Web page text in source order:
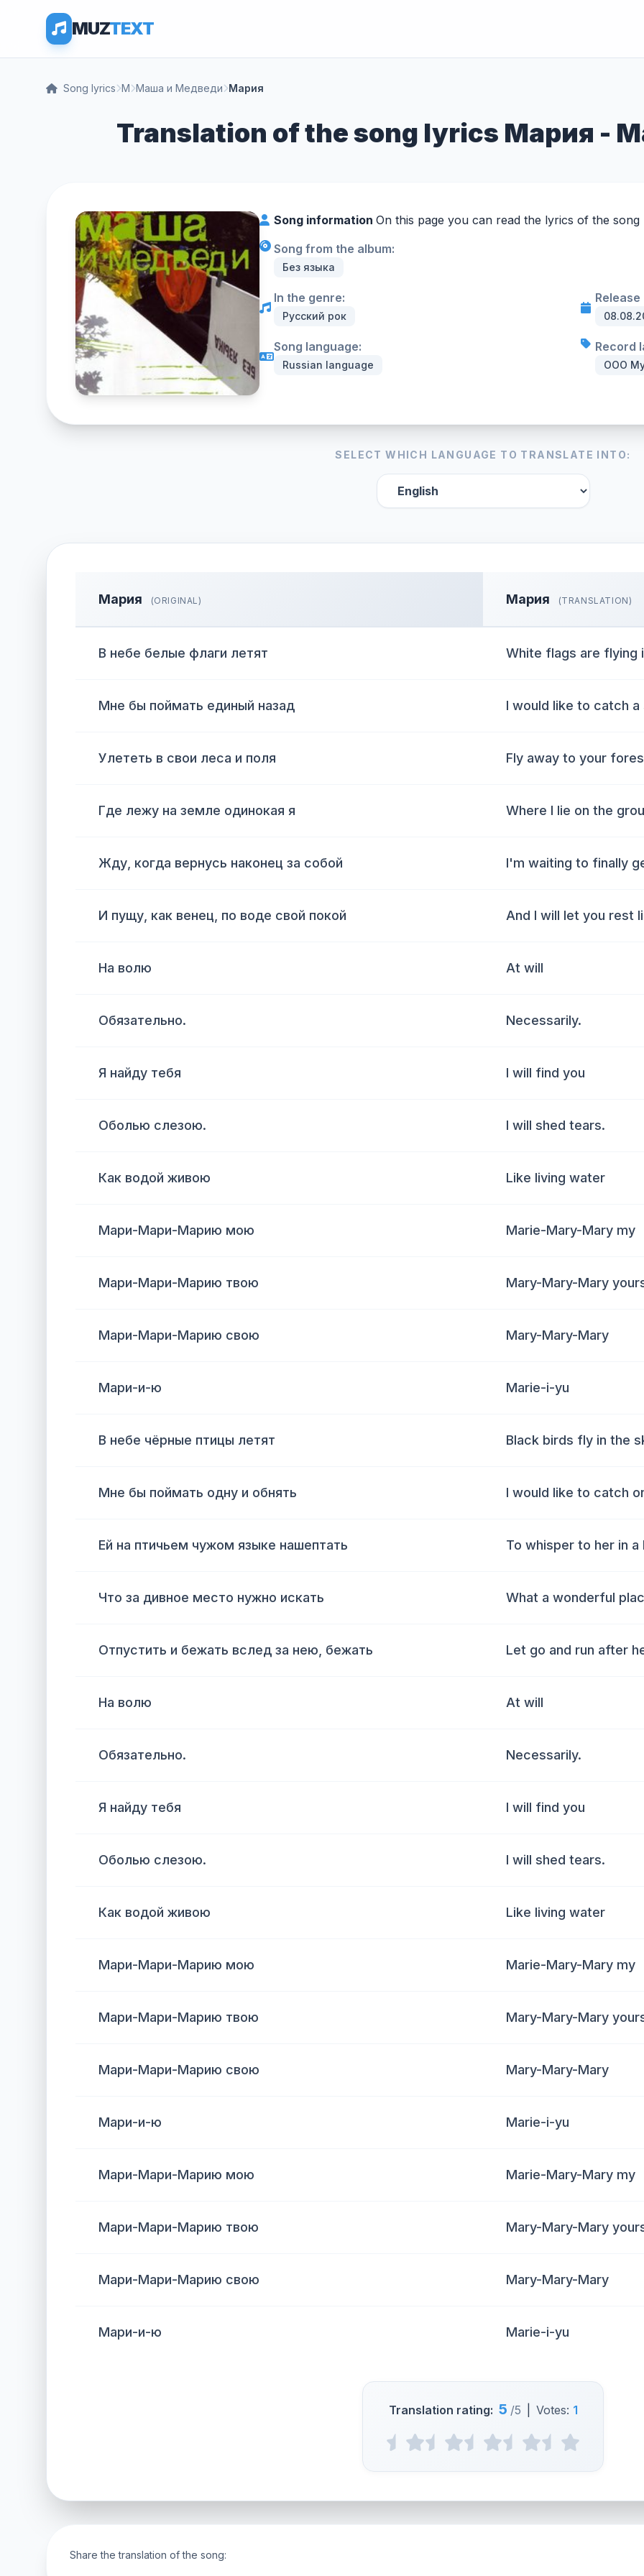
MUZTEXT
Song lyrics М Маша и Медведи Мария
Translation of the song lyrics Мария -
Song information On this page you can read the lyrics of the
Song from the album:
Без языка
In the genre:
Русский рок
Song language:
Russian language
Record
ООО
SELECT WHICH LANGUAGE TO TRANSLATE INTO:
Мария (ORIGINAL) Мария (TRANSLATION)
В небе белые флаги летят White flags are flying
Мне бы поймать единый назад I would like to catch a
Улететь в свои леса и поля Fly away to your
Где лежу на земле одинокая я Where I lie on the
Жду, когда вернусь наконец за собой I'm waiting to finally
И пущу, как венец, по воде свой покой And I will let you rest
На волю At will
Обязательно. Necessarily.
Я найду тебя I will find you
Оболью слезою. I will shed tears.
Как водой живою Like living water
Мари-Мари-Марию мою Marie-Mary-Mary my
Мари-Мари-Марию твою Mary-Mary-Mary
Мари-Мари-Марию свою Mary-Mary-Mary
Мари-и-ю Marie-i-yu
В небе чёрные птицы летят Black birds fly in the
Мне бы поймать одну и обнять I would like to catch
Ей на птичьем чужом языке нашептать To whisper to her in
Что за дивное место нужно искать What a wonderful
Отпустить и бежать вслед за нею, бежать Let go and run after
На волю At will
Обязательно. Necessarily.
Я найду тебя I will find you
Оболью слезою. I will shed tears.
Как водой живою Like living water
Мари-Мари-Марию мою Marie-Mary-Mary my
Мари-Мари-Марию твою Mary-Mary-Mary
Мари-Мари-Марию свою Mary-Mary-Mary
Мари-и-ю Marie-i-yu
Мари-Мари-Марию мою Marie-Mary-Mary my
Мари-Мари-Марию твою Mary-Mary-Mary
Мари-Мари-Марию свою Mary-Mary-Mary
Мари-и-ю Marie-i-yu
Translation rating: 5 /5 Votes: 1
Share the translation of the song: